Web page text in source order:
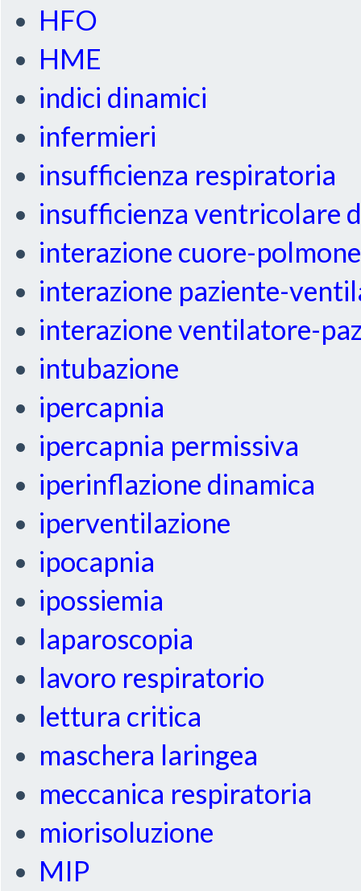
HFO
HME
indici dinamici
infermieri
insufficienza respiratoria
insufficienza ventricolare
interazione cuore-polmone
interazione paziente-
interazione ventilatore-
intubazione
ipercapnia
ipercapnia permissiva
iperinflazione dinamica
iperventilazione
ipocapnia
ipossiemia
laparoscopia
lavoro respiratorio
lettura critica
maschera laringea
meccanica respiratoria
miorisoluzione
MIP